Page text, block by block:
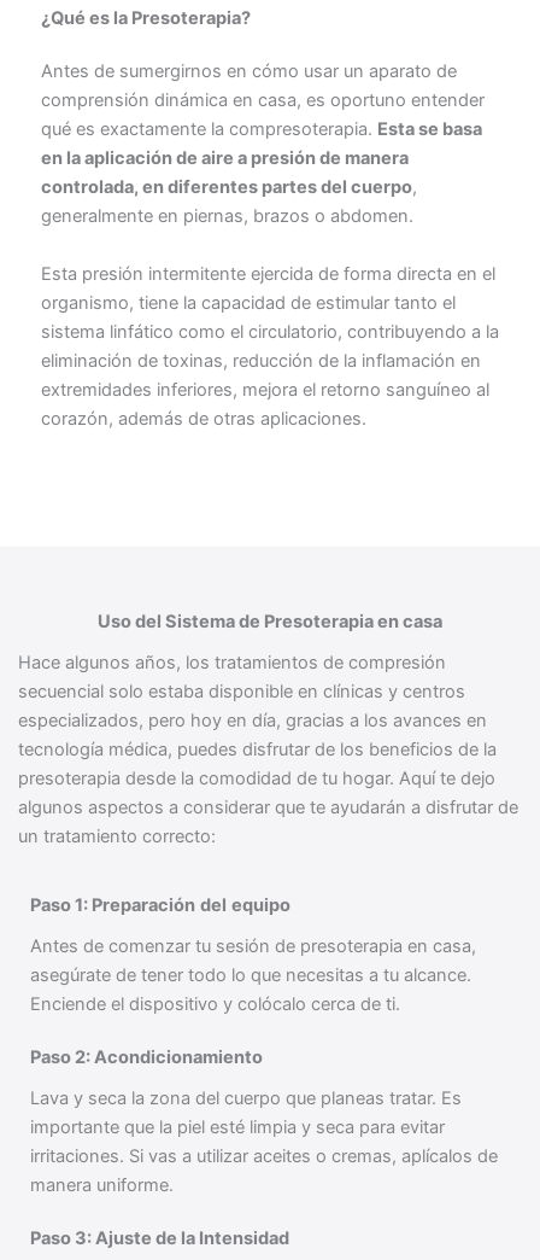
¿Qué es la Presoterapia?
Antes de sumergirnos en cómo usar un aparato de
comprensión dinámica en casa, es oportuno entender
qué es exactamente la compresoterapia. Esta se basa
en la aplicación de aire a presión de manera
controlada, en diferentes partes del cuerpo,
generalmente en piernas, brazos o abdomen.
Esta presión intermitente ejercida de forma directa en el
organismo, tiene la capacidad de estimular tanto el
sistema linfático como el circulatorio, contribuyendo a la
eliminación de toxinas, reducción de la inflamación en
extremidades inferiores, mejora el retorno sanguíneo al
corazón, además de otras aplicaciones.
Uso del Sistema de Presoterapia en casa
Hace algunos años, los tratamientos de compresión
secuencial solo estaba disponible en clínicas y centros
especializados, pero hoy en día, gracias a los avances en
tecnología médica, puedes disfrutar de los beneficios de la
presoterapia desde la comodidad de tu hogar. Aquí te dejo
algunos aspectos a considerar que te ayudarán a disfrutar de
un tratamiento correcto:
Paso 1: Preparación del equipo
Antes de comenzar tu sesión de presoterapia en casa,
asegúrate de tener todo lo que necesitas a tu alcance.
Enciende el dispositivo y colócalo cerca de ti.
Paso 2: Acondicionamiento
Lava y seca la zona del cuerpo que planeas tratar. Es
importante que la piel esté limpia y seca para evitar
irritaciones. Si vas a utilizar aceites o cremas, aplícalos de
manera uniforme.
Paso 3: Ajuste de la Intensidad